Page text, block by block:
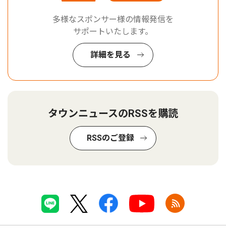
多様なスポンサー様の情報発信を
サポートいたします。
詳細を見る
タウンニュースのRSSを購読
RSSのご登録